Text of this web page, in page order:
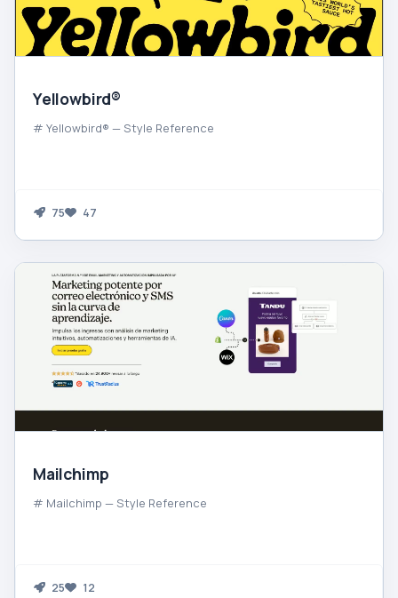
Yellowbird®
# Yellowbird® — Style Reference
75 47
Mailchimp
# Mailchimp — Style Reference
25 12